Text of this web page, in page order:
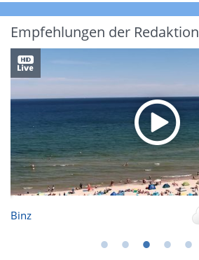
Empfehlungen der Redaktion
Binz